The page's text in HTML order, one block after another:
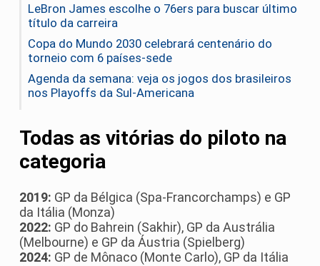
LeBron James escolhe o 76ers para buscar último
título da carreira
Copa do Mundo 2030 celebrará centenário do
torneio com 6 países-sede
Agenda da semana: veja os jogos dos brasileiros
nos Playoffs da Sul-Americana
Todas as vitórias do piloto na
categoria
2019: GP da Bélgica (Spa-Francorchamps) e GP
da Itália (Monza)
2022: GP do Bahrein (Sakhir), GP da Austrália
(Melbourne) e GP da Áustria (Spielberg)
2024: GP de Mônaco (Monte Carlo), GP da Itália